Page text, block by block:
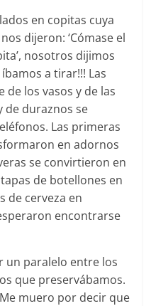
en copitas cuya
dijeron: ‘Cómase el
nosotros dijimos
íbamos a tirar!!! Las
de los vasos y de las
de duraznos se
Las primeras
en adornos
se convirtieron en
de botellones en
de cerveza en
encontrarse
un paralelo entre los
que preservábamos.
Me muero por decir que